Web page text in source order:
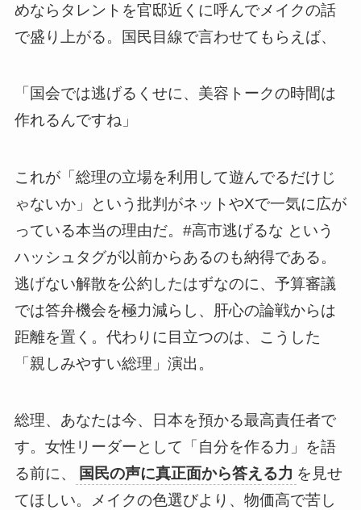
めならタレントを官邸近くに呼んでメイクの話
で盛り上がる。国民目線で言わせてもらえば、
「国会では逃げるくせに、美容トークの時間は
作れるんですね」
これが「総理の立場を利用して遊んでるだけじ
ゃないか」という批判がネットやXで一気に広が
っている本当の理由だ。#高市逃げるな という
ハッシュタグが以前からあるのも納得である。
逃げない解散を公約したはずなのに、予算審議
では答弁機会を極力減らし、肝心の論戦からは
距離を置く。代わりに目立つのは、こうした
「親しみやすい総理」演出。
総理、あなたは今、日本を預かる最高責任者で
す。女性リーダーとして「自分を作る力」を語
る前に、
国民の声に真正面から答える力 を見せ
てほしい。メイクの色選びより、物価高で苦し